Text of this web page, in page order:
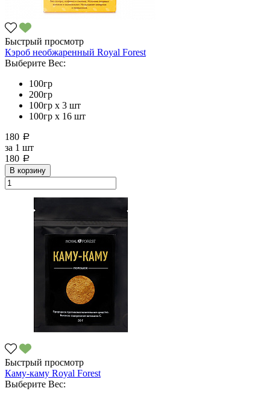
Быстрый просмотр
Кэроб необжаренный Royal Forest
Выберите Вес:
100гр
200гр
100гр х 3 шт
100гр х 16 шт
180 a
за 1 шт
180 a
В корзину
Быстрый просмотр
Каму-каму Royal Forest
Выберите Вес: